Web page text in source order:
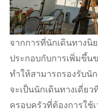
จากการที่นักเดินทางนิ
ประกอบกับการเพิ่มขึ้น
ทำให้สามารถรองรับนั
จะเป็นนักเดินทางเดี่ย
ครอบครัวที่ต้องการใช้